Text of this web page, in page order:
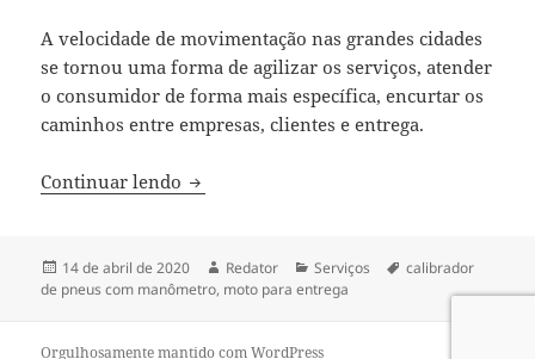
A velocidade de movimentação nas grandes cidades
se tornou uma forma de agilizar os serviços, atender
o consumidor de forma mais específica, encurtar os
caminhos entre empresas, clientes e entrega.
Continuar lendo Serviços de entrega atendem diferentes
Publicado
em
14 de abril de 2020 Autor
Redator Categorias
Serviços Tags
calibrador
de pneus com manômetro, moto para entrega
Orgulhosamente mantido com WordPress